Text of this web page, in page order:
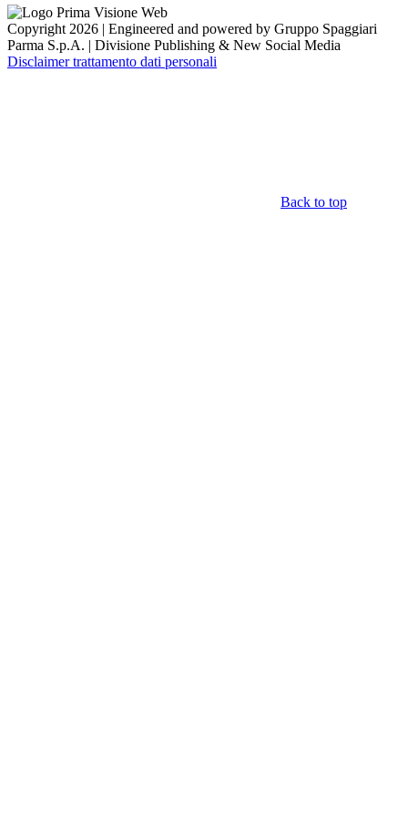
Copyright 2026 | Engineered and powered by Gruppo Spaggiari
Parma S.p.A. | Divisione Publishing & New Social Media
Disclaimer trattamento dati personali
Back to top